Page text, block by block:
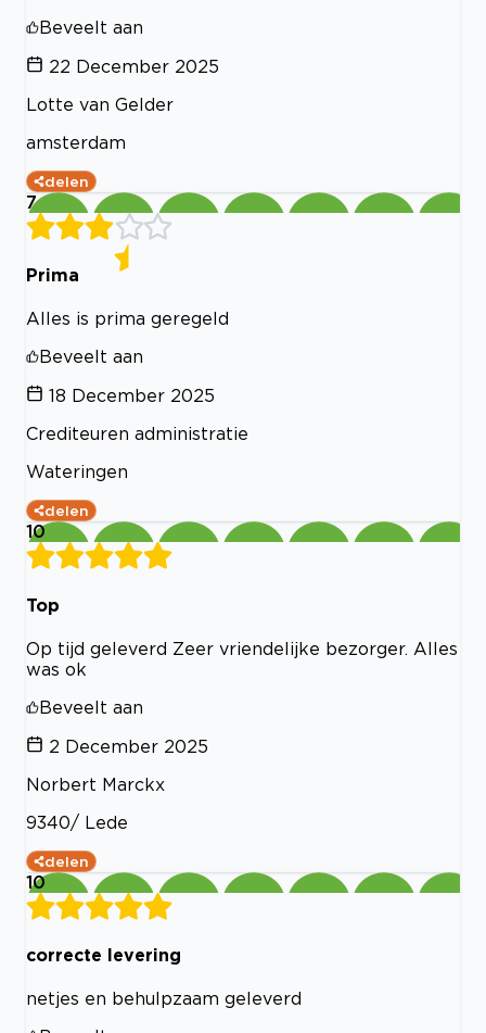
Beveelt aan
22 December 2025
Lotte van Gelder
amsterdam
delen
7
Prima
Alles is prima geregeld
Beveelt aan
18 December 2025
Crediteuren administratie
Wateringen
delen
10
Top
Op tijd geleverd Zeer vriendelijke bezorger. Alles
was ok
Beveelt aan
2 December 2025
Norbert Marckx
9340/ Lede
delen
10
correcte levering
netjes en behulpzaam geleverd